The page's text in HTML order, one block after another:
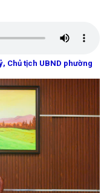
Chủ tịch UBND phường